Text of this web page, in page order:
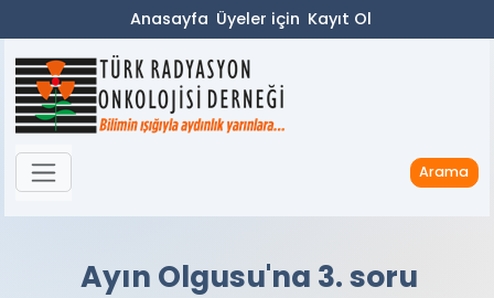
Anasayfa Üyeler için Kayıt Ol
Arama
Ayın Olgusu'na 3. soru